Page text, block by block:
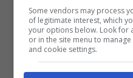
Some vendors may process
of legitimate interest, which
your options below. Look for
or in the site menu to
and cookie settings.